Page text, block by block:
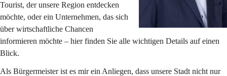
Tourist, der unsere Region entdecken
möchte, oder ein Unternehmen, das sich
über wirtschaftliche Chancen
informieren möchte – hier finden Sie alle wichtigen Details auf einen
Blick.
Als Bürgermeister ist es mir ein Anliegen, dass unsere Stadt nicht nur